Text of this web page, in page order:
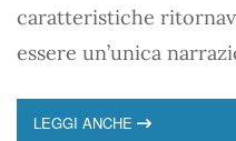
caratteristiche
essere un’unica
LEGGI ANCHE